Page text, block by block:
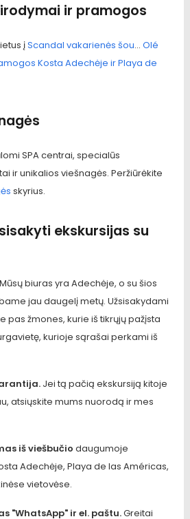
ir pramogos
įScandal vakarienės šou...Olé
Kosta Adechėje ir Playa de
SPA centrai, specialūs
ir unikalios viešnagės. Peržiūrėkite
skyrius.
ekskursijas su
biuras yra Adechėje, o su šios
jau daugelį metų. Užsisakydami
pas žmones, kurie iš tikrųjų pažįsta
kurioje sąrašai perkami iš
Jei tą pačią ekskursiją kitoje
atsiųskite mums nuorodą ir mes
iš viešbučio daugumoje
Adechėje, Playa de las Américas,
vietovėse.
"WhatsApp" ir el. paštu.Greitai